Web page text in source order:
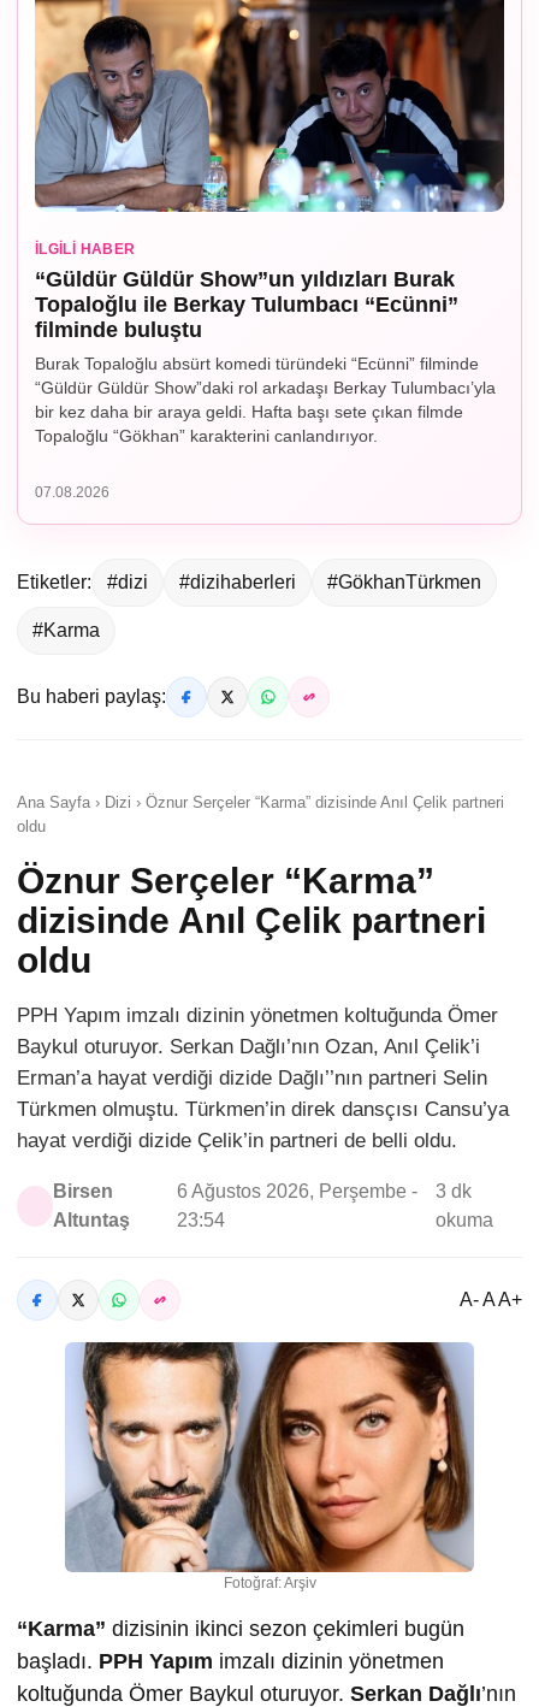
İLGILI HABER
“Güldür Güldür Show”un yıldızları Burak
Topaloğlu ile Berkay Tulumbacı “Ecünni”
filminde buluştu
Burak Topaloğlu absürt komedi türündeki “Ecünni” filminde
“Güldür Güldür Show”daki rol arkadaşı Berkay Tulumbacı’yla
bir kez daha bir araya geldi. Hafta başı sete çıkan filmde
Topaloğlu “Gökhan” karakterini canlandırıyor.
07.08.2026
Etiketler: #dizi #dizihaberleri #GökhanTürkmen
#Karma
Bu haberi paylaş:
Ana Sayfa › Dizi › Öznur Serçeler “Karma” dizisinde Anıl Çelik partneri
oldu
Öznur Serçeler “Karma”
dizisinde Anıl Çelik partneri
oldu
PPH Yapım imzalı dizinin yönetmen koltuğunda Ömer
Baykul oturuyor. Serkan Dağlı’nın Ozan, Anıl Çelik’i
Erman’a hayat verdiği dizide Dağlı’’nın partneri Selin
Türkmen olmuştu. Türkmen’in direk dansçısı Cansu’ya
hayat verdiği dizide Çelik’in partneri de belli oldu.
Birsen
Altuntaş
6 Ağustos 2026, Perşembe -
23:54
3 dk
okuma
A- A A+
Fotoğraf: Arşiv
“Karma” dizisinin ikinci sezon çekimleri bugün
başladı. PPH Yapım imzalı dizinin yönetmen
koltuğunda Ömer Baykul oturuyor. Serkan Dağlı’nın